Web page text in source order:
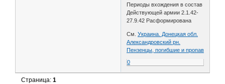
Периоды вхождения в состав
Действующей армии 2.1.42-
27.9.42 Расформирована
См.Украина. Донецкая обл.
Александровский рн.
Пензенцы, погибшие и пропав
0
Страница:1